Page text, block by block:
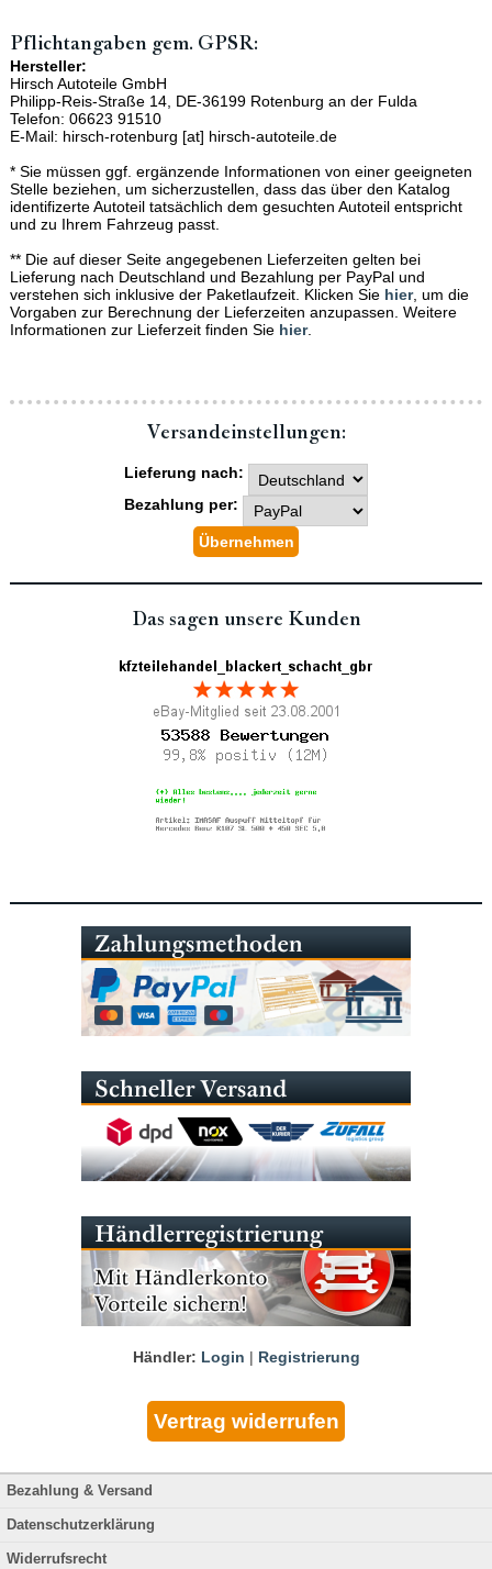
Pflichtangaben gem. GPSR:
Hersteller:
Hirsch Autoteile GmbH
Philipp-Reis-Straße 14, DE-36199 Rotenburg an der Fulda
Telefon: 06623 91510
E-Mail: hirsch-rotenburg [at] hirsch-autoteile.de
* Sie müssen ggf. ergänzende Informationen von einer geeigneten
Stelle beziehen, um sicherzustellen, dass das über den Katalog
identifizerte Autoteil tatsächlich dem gesuchten Autoteil entspricht
und zu Ihrem Fahrzeug passt.
** Die auf dieser Seite angegebenen Lieferzeiten gelten bei
Lieferung nach Deutschland und Bezahlung per PayPal und
verstehen sich inklusive der Paketlaufzeit. Klicken Sie hier, um die
Vorgaben zur Berechnung der Lieferzeiten anzupassen. Weitere
Informationen zur Lieferzeit finden Sie hier.
Versand­einstellungen:
Lieferung nach:
Bezahlung per:
Das sagen unsere Kunden
Händler: Login | Registrierung
Bezahlung & Versand
Datenschutzerklärung
Widerrufsrecht